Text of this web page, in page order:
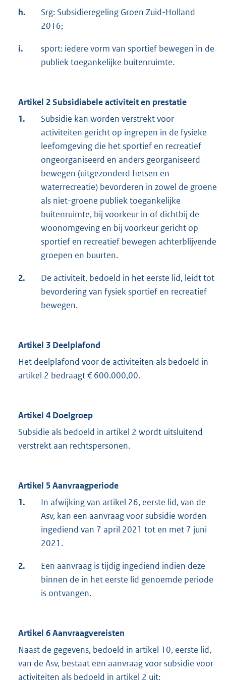
h.
Srg: Subsidieregeling Groen Zuid-Holland
2016;
i.
sport: iedere vorm van sportief bewegen in de
publiek toegankelijke buitenruimte.
Artikel 2 Subsidiabele activiteit en prestatie
1.
Subsidie kan worden verstrekt voor
activiteiten gericht op ingrepen in de fysieke
leefomgeving die het sportief en recreatief
ongeorganiseerd en anders georganiseerd
bewegen (uitgezonderd fietsen en
waterrecreatie) bevorderen in zowel de groene
als niet-groene publiek toegankelijke
buitenruimte, bij voorkeur in of dichtbij de
woonomgeving en bij voorkeur gericht op
sportief en recreatief bewegen achterblijvende
groepen en buurten.
2.
De activiteit, bedoeld in het eerste lid, leidt tot
bevordering van fysiek sportief en recreatief
bewegen.
Artikel 3 Deelplafond
Het deelplafond voor de activiteiten als bedoeld in
artikel 2 bedraagt € 600.000,00.
Artikel 4 Doelgroep
Subsidie als bedoeld in artikel 2 wordt uitsluitend
verstrekt aan rechtspersonen.
Artikel 5 Aanvraagperiode
1.
In afwijking van artikel 26, eerste lid, van de
Asv, kan een aanvraag voor subsidie worden
ingediend van 7 april 2021 tot en met 7 juni
2021.
2.
Een aanvraag is tijdig ingediend indien deze
binnen de in het eerste lid genoemde periode
is ontvangen.
Artikel 6 Aanvraagvereisten
Naast de gegevens, bedoeld in artikel 10, eerste lid,
van de Asv, bestaat een aanvraag voor subsidie voor
activiteiten als bedoeld in artikel 2 uit: